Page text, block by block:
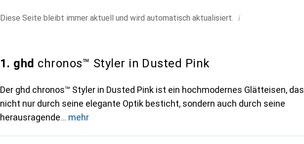
Diese Seite bleibt immer aktuell und wird automatisch aktualisiert. i
1. ghd chronos™ Styler in Dusted Pink
Der ghd chronos™ Styler in Dusted Pink ist ein hochmodernes Glätteisen, das
nicht nur durch seine elegante Optik besticht, sondern auch durch seine
herausragende
mehr